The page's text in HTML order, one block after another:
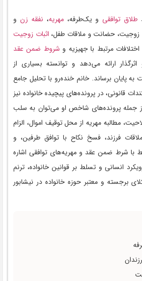
طلاق توافقی و یک‌طرفه، مهریه، نفقه زن و
زوجیت، حضانت و ملاقات طفل،اثبات زوجیت
مرتبط با جهیزیه و شروط ضمن عقد
ارائه می‌دهد و توانسته بسیاری از
به پایان برساند. خانم خنده‌رو با تحلیل جامع
قانونی، در پرونده‌های پیچیده خانواده نیز
جمله پرونده‌های شاخص او می‌توان به سلب
مطالبه مهریه از محل توقیف اموال، الزام
فرزند، فسخ نکاح با توافق طرفین، و
با شرط ضمن عقد و مهریه‌های توافقی اشاره
انسانی و تسلط بر قوانین خانواده، ترنم
برجسته و معتبر حوزه خانواده در نیشابور